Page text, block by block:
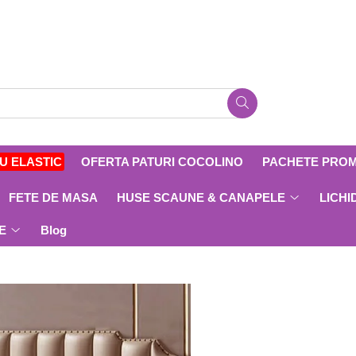
ELASTIC OFERTA PATURI COCOLINO PACHETE
FETE DE MASA HUSE SCAUNE & CANAPELE
Blog